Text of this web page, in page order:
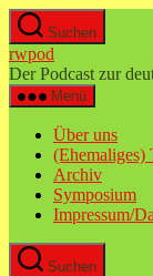
Zum
Inhalt
springen
Suchen
rwpod
Der Podcast zur
Menü
Über uns
(Ehemaliges)
Archiv
Symposium
Impressum/
Suchen